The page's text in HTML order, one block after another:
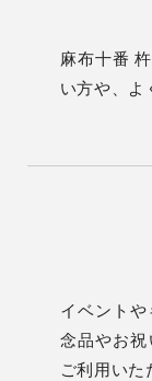
麻布十番
い方や、よ
イベント
念品やお
ご利用いた